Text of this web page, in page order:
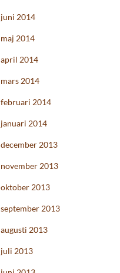
juni 2014
maj 2014
april 2014
mars 2014
februari 2014
januari 2014
december 2013
november 2013
oktober 2013
september 2013
augusti 2013
juli 2013